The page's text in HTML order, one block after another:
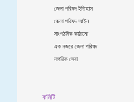
জেলা পরিষদ ইতিহাস
জেলা পরিষদ আইন
সাংগঠনিক কাঠামো
এক নজরে জেলা পরিষদ
নাগরিক সেবা
কমিটি